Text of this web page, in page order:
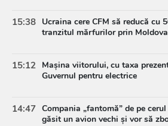
15:38 Ucraina cere CFM să reducă cu
tranzitul mărfurilor prin Moldova
15:12 Mașina viitorului, cu taxa
Guvernul pentru electrice
14:47 Compania „fantomă” de pe
găsit un avion vechi și vor să